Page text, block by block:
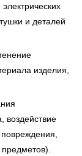
и деталей
изделия,
воздействие
предметов).